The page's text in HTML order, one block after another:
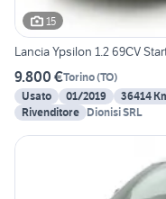
15
Lancia Ypsilon 1.2 69CV
9.800 €Torino(TO)
Usato
01/2019 36414
Rivenditore Dionisi SRL